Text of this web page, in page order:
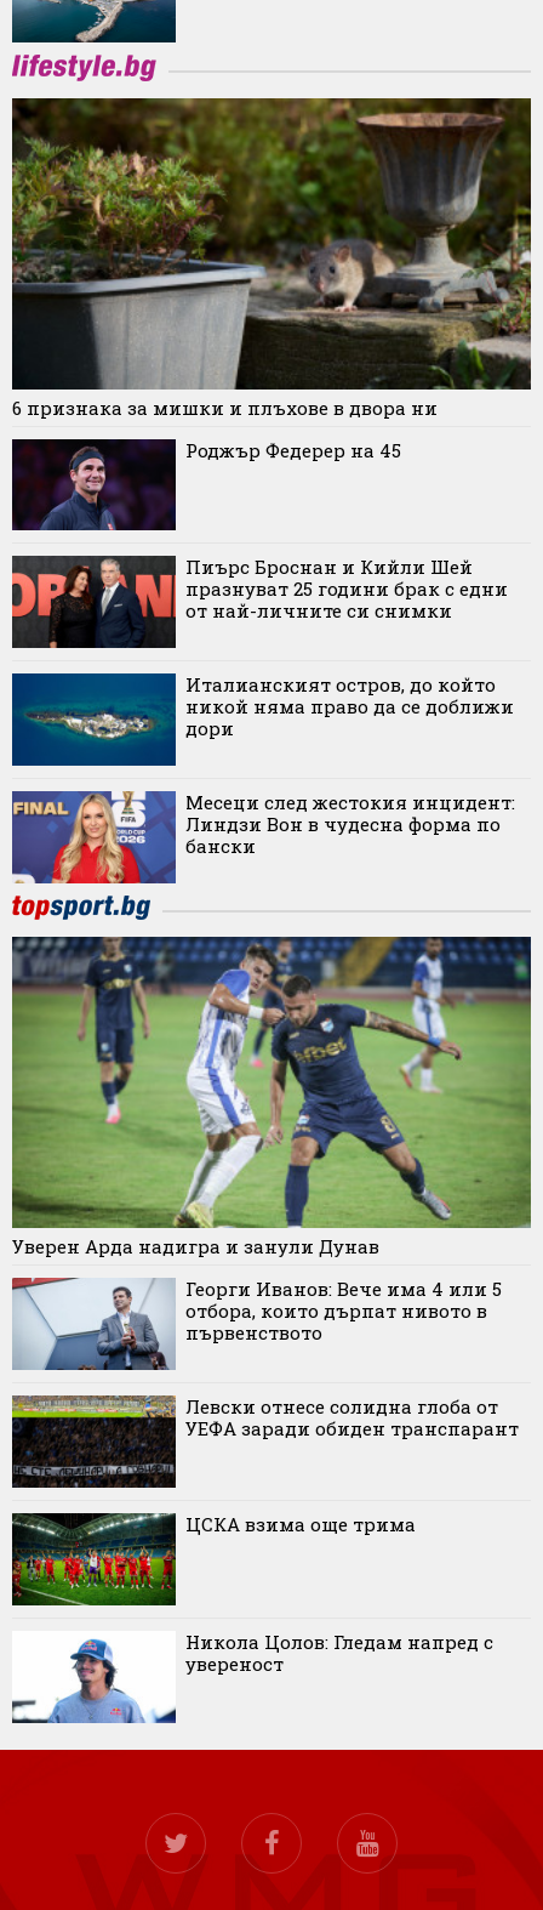
6 признака за мишки и плъхове в двора ни
Роджър Федерер на 45
Пиърс Броснан и Кийли Шей
празнуват 25 години брак с едни
от най-личните си снимки
Италианският остров, до който
никой няма право да се доближи
дори
Месеци след жестокия инцидент:
Линдзи Вон в чудесна форма по
бански
Уверен Арда надигра и занули Дунав
Георги Иванов: Вече има 4 или 5
отбора, които дърпат нивото в
първенството
Левски отнесе солидна глоба от
УЕФА заради обиден транспарант
ЦСКА взима още трима
Никола Цолов: Гледам напред с
увереност